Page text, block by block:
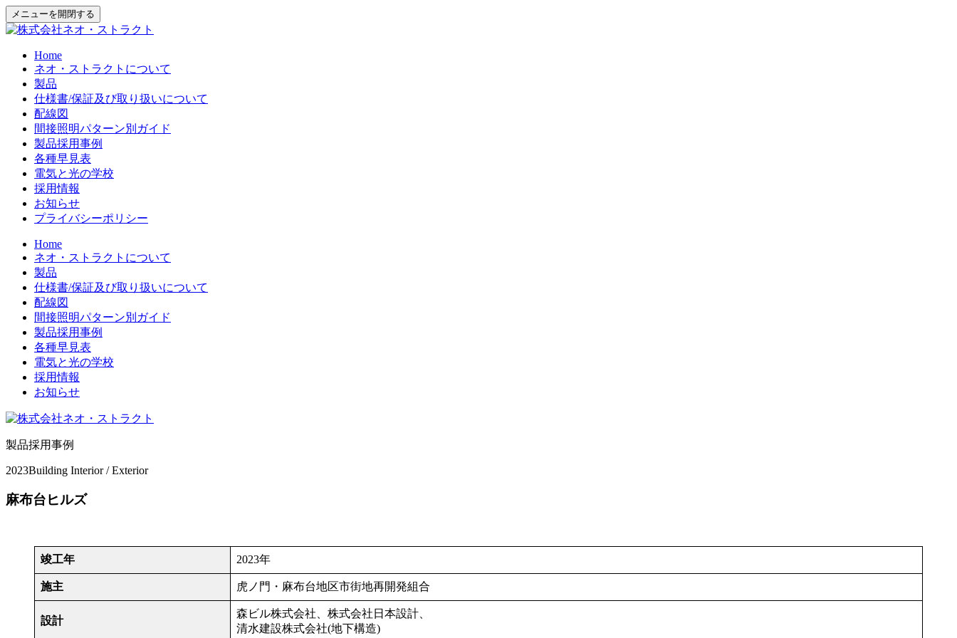
メニューを開閉する
Home
ネオ・ストラクトについて
製品
仕様書/保証及び取り扱いについて
配線図
間接照明パターン別ガイド
製品採用事例
各種早見表
電気と光の学校
採用情報
お知らせ
プライバシーポリシー
Home
ネオ・ストラクトについて
製品
仕様書/保証及び取り扱いについて
配線図
間接照明パターン別ガイド
製品採用事例
各種早見表
電気と光の学校
採用情報
お知らせ
製品採用事例
2023Building Interior / Exterior
麻布台ヒルズ
竣工年 2023年
施主 虎ノ門・麻布台地区市街地再開発組合
設計
森ビル株式会社、株式会社日本設計、
清水建設株式会社(地下構造)